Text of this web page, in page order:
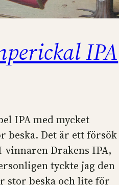
IPA
IPA med mycket
beska. Det är ett försök
vinnaren Drakens IPA,
tyckte jag den
stor beska och lite för